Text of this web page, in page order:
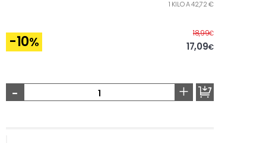
1 KILO A 42,72 €
-10%
18,99€Before
17,09€
- +